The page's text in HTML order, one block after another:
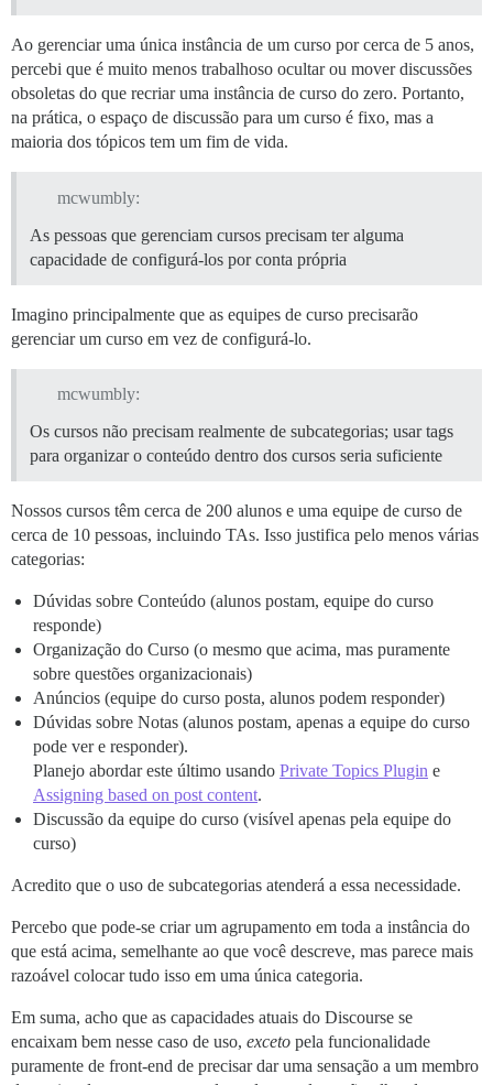
Ao gerenciar uma única instância de um curso por cerca de 5 anos,
percebi que é muito menos trabalhoso ocultar ou mover discussões
obsoletas do que recriar uma instância de curso do zero. Portanto,
na prática, o espaço de discussão para um curso é fixo, mas a
maioria dos tópicos tem um fim de vida.
mcwumbly:
As pessoas que gerenciam cursos precisam ter alguma
capacidade de configurá-los por conta própria
Imagino principalmente que as equipes de curso precisarão
gerenciar um curso em vez de configurá-lo.
mcwumbly:
Os cursos não precisam realmente de subcategorias; usar tags
para organizar o conteúdo dentro dos cursos seria suficiente
Nossos cursos têm cerca de 200 alunos e uma equipe de curso de
cerca de 10 pessoas, incluindo TAs. Isso justifica pelo menos várias
categorias:
Dúvidas sobre Conteúdo (alunos postam, equipe do curso
responde)
Organização do Curso (o mesmo que acima, mas puramente
sobre questões organizacionais)
Anúncios (equipe do curso posta, alunos podem responder)
Dúvidas sobre Notas (alunos postam, apenas a equipe do curso
pode ver e responder).
Planejo abordar este último usando Private Topics Plugin e
Assigning based on post content.
Discussão da equipe do curso (visível apenas pela equipe do
curso)
Acredito que o uso de subcategorias atenderá a essa necessidade.
Percebo que pode-se criar um agrupamento em toda a instância do
que está acima, semelhante ao que você descreve, mas parece mais
razoável colocar tudo isso em uma única categoria.
Em suma, acho que as capacidades atuais do Discourse se
encaixam bem nesse caso de uso, exceto pela funcionalidade
puramente de front-end de precisar dar uma sensação a um membro